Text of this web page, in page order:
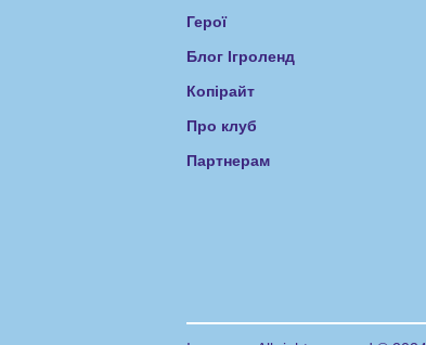
Герої
Блог Ігроленд
Копірайт
Про клуб
Партнерам